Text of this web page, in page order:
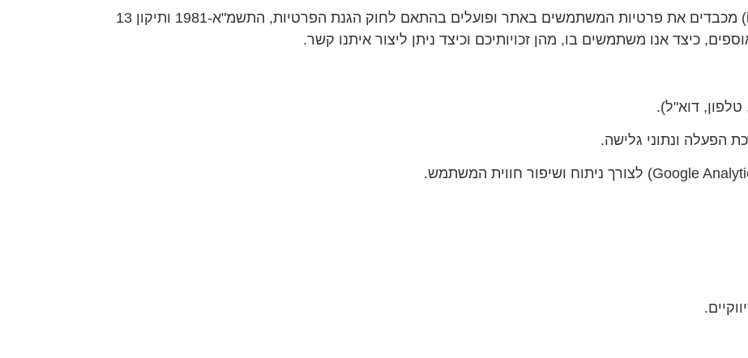
אנו ב־"מצברי ישראל" (israel-battery.co.il) מכבדים את פרטיות המשתמשים באתר ופועלים בהתאם לחוק הגנת הפרטיות, התשמ"א-1981 ותיקון 13
כיצד אנו משתמשים בו, מהן זכויותיכם וכיצד ניתן ליצור איתנו קשר.
דוא"ל).